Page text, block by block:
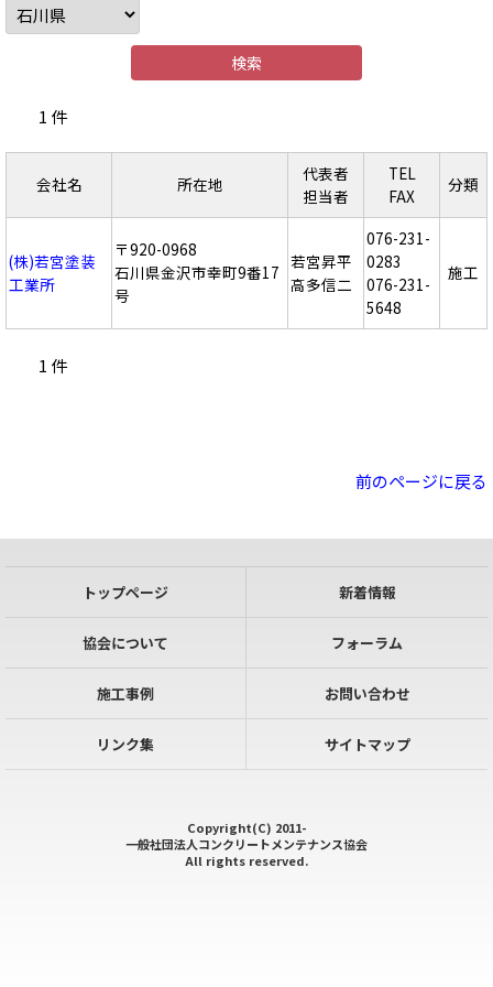
1 件
会社名 所在地
代表者
担当者
TEL
FAX
分類
(株)若宮塗装
工業所
〒920-0968
石川県金沢市幸町9番17
号
若宮昇平
高多信二
076-231-
0283
076-231-
5648
施工
1 件
前のページに戻る
トップページ 新着情報
協会について フォーラム
施工事例 お問い合わせ
リンク集 サイトマップ
Copyright(C) 2011-
一般社団法人コンクリートメンテナンス協会
All rights reserved.